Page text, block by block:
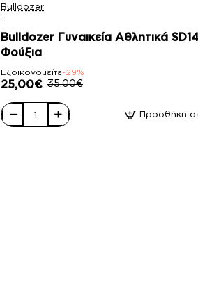
-29%
Bulldozer
Bulldozer Γυναικεία Αθλητικά
Φούξια
Εξοικονομείτε-29%
25,00€ 35,00€
Bulldozer
Γυναικεία
Προσθήκη